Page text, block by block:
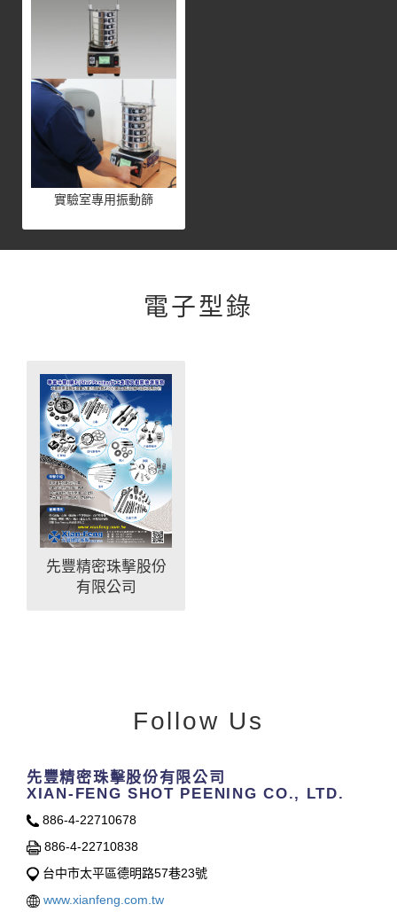
實驗室專用振動篩
電子型錄
先豐精密珠擊股份
有限公司
Follow Us
先豐精密珠擊股份有限公司
XIAN-FENG SHOT PEENING CO., LTD.
886-4-22710678
886-4-22710838
台中市太平區德明路57巷23號
www.xianfeng.com.tw